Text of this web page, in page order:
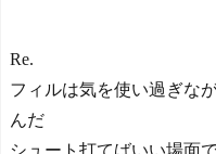
Re.
フィルは気を使い過ぎな
んだ
シュート打てばいい場面